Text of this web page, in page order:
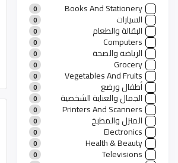
Books And Stationery
0
السيارات 0
البقالة والطعام 0
Computers
0
الرياضة والصحة 0
Grocery
0
Vegetables And Fruits
0
أطفال ورضع 0
الجمال والعناية الشخصية 0
Printers And Scanners
0
المنزل والمطبخ 0
Electronics
0
Health & Beauty
0
Televisions
0